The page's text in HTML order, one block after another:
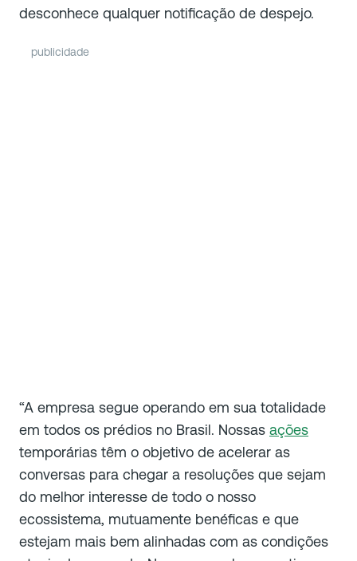
desconhece qualquer notificação de despejo.
publicidade
“A empresa segue operando em sua totalidade
em todos os prédios no Brasil. Nossas ações
temporárias têm o objetivo de acelerar as
conversas para chegar a resoluções que sejam
do melhor interesse de todo o nosso
ecossistema, mutuamente benéficas e que
estejam mais bem alinhadas com as condições